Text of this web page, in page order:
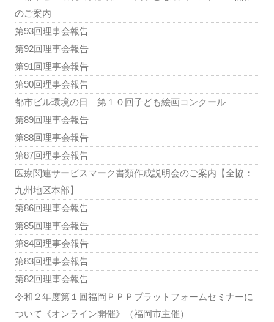
のご案内
第93回理事会報告
第92回理事会報告
第91回理事会報告
第90回理事会報告
都市ビル環境の日 第１０回子ども絵画コンクール
第89回理事会報告
第88回理事会報告
第87回理事会報告
医療関連サービスマーク書類作成説明会のご案内【全協：
九州地区本部】
第86回理事会報告
第85回理事会報告
第84回理事会報告
第83回理事会報告
第82回理事会報告
令和２年度第１回福岡ＰＰＰプラットフォームセミナーに
ついて《オンライン開催》（福岡市主催）